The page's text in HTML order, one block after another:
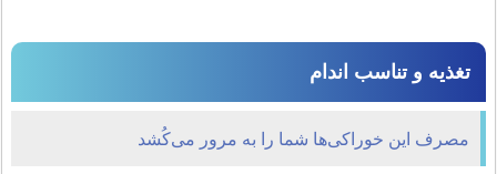
تغذیه و تناسب اندام
مصرف این خوراکی‌ها شما را به مرور می‌کُشد